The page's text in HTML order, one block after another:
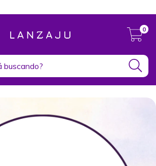
0